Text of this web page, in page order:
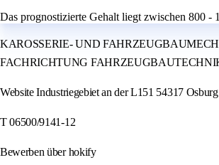
Das prognostizierte Gehalt liegt zwischen 800 -
KAROSSERIE- UND
FACHRICHTUNG
Website Industriegebiet an der L151 54317
T 06500/9141-12
Bewerben über hokify